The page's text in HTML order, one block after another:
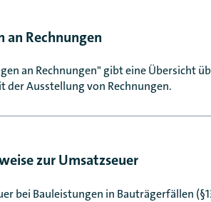
an Rechnungen
an Rechnungen" gibt eine Übersicht
Ausstellung von Rechnungen.
zur Umsatzseuer
bei Bauleistungen in Bauträgerfällen